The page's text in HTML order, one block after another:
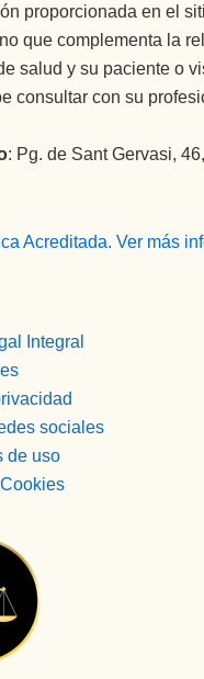
proporcionada en el
que complementa la
salud y su paciente o
consultar con su
: Pg. de Sant Gervasi,
Integral
sociales
de uso